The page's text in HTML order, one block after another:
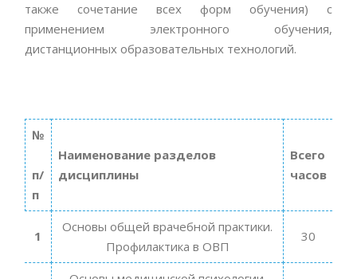
также сочетание всех форм обучения) с
применением электронного обучения,
дистанционных образовательных технологий.
№
п/
п
Наименование разделов
дисциплины
Всего
часов
1
Основы общей врачебной практики.
Профилактика в ОВП
30